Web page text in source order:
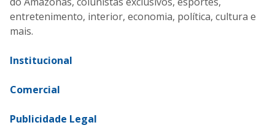
entretenimento, interior, economia, política, cultura e
mais.
Institucional
Comercial
Publicidade Legal